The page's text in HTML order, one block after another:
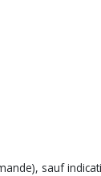
sauf